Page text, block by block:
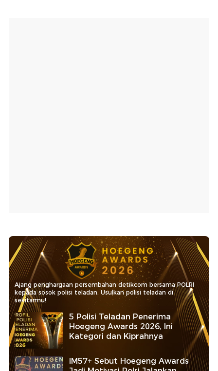
Ajang penghargaan persembahan detikcom bersama POLRI
kepada sosok polisi teladan. Usulkan polisi teladan di
sekitarmu!
5 Polisi Teladan Penerima
Hoegeng Awards 2026, Ini
Kategori dan Kiprahnya
IM57+ Sebut Hoegeng Awards